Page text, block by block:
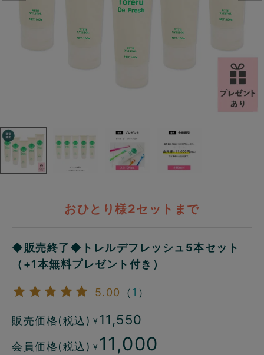
おひとり様2セットまで
◆販売終了◆トレルデフレッシュ5本セット
（+1本無料プレゼント付き）
5.00 （ 1 ）
販売価格(税込) ¥ 11,550
会員価格(税込) ¥ 11,000